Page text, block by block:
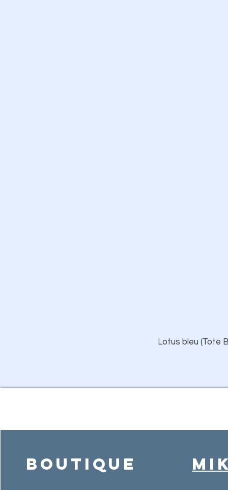
Lotus bleu (Tote
Boutique